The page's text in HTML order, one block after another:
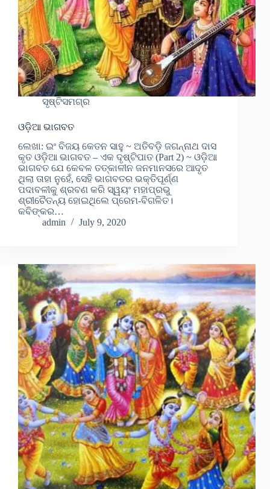
ସୃଷ୍ଟିସମଗ୍ର
ଓଡ଼ିଆ ଭାଗବତ
ଲେଖା: ଇଂ ବିଜୟ କେତନ ସାହୁ ~ ଅତିବଡ଼ି ଜଗନ୍ନାଥ ଦାସ
କୃତ ଓଡ଼ିଆ ଭାଗବତ – ଏକ ଦୃଷ୍ଟିପାତ (Part 2) ~ ଓଡ଼ିଆ
ଭାଗବତ ଯେ କେବଳ ତତ୍କାଳୀନ ଜନମାନସରେ ଆଦୃତ
ଥିଲା ତାହା ନୁହେଁ, ସେହି ଭାଗବତର ଭକ୍ତିପୂର୍ଣ୍ଣ
ପଦାବଳୀକୁ ଶ୍ରବଣ କରି ସ୍ୱୟଂ ମହାପ୍ରଭୁ
ଶ୍ରୀଚୈତନ୍ୟ ହୋଇଥିଲେ ପ୍ରେମ-ବିଗଳିତ।
କବିଙ୍କର…
admin
July 9, 2020